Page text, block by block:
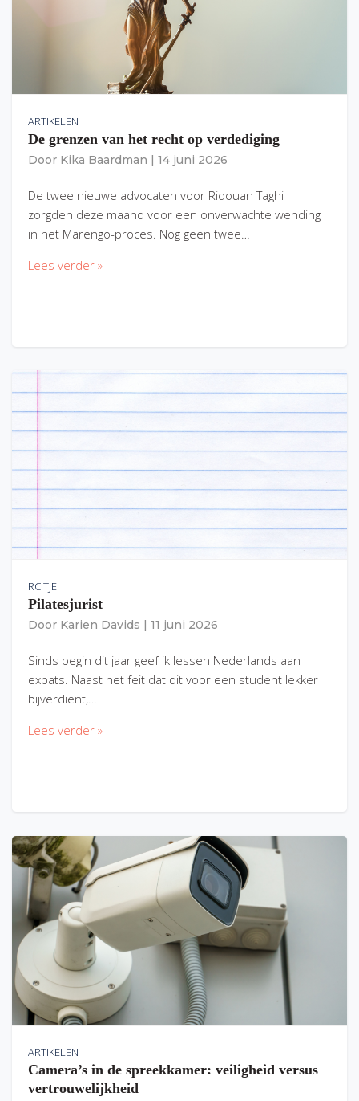
ARTIKELEN
De grenzen van het recht op verdediging
Door Kika Baardman 14 juni 2026
De twee nieuwe advocaten voor Ridouan Taghi
zorgden deze maand voor een onverwachte wending
in het Marengo-proces. Nog geen twee…
Lees verder »
RC'TJE
Pilatesjurist
Door Karien Davids 11 juni 2026
Sinds begin dit jaar geef ik lessen Nederlands aan
expats. Naast het feit dat dit voor een student lekker
bijverdient,…
Lees verder »
ARTIKELEN
Camera’s in de spreekkamer: veiligheid versus
vertrouwelijkheid